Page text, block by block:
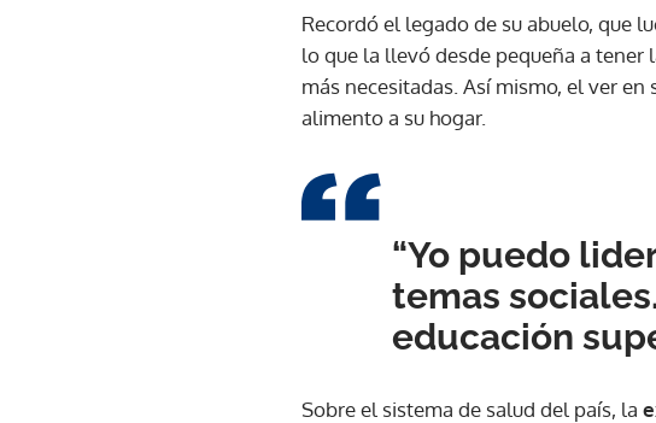
Recordó el legado de su abuelo, que
lo que la llevó desde pequeña a
más necesitadas. Así mismo, el ver
alimento a su hogar.
“Yo puedo
temas
educación
Sobre el sistema de salud del país, la